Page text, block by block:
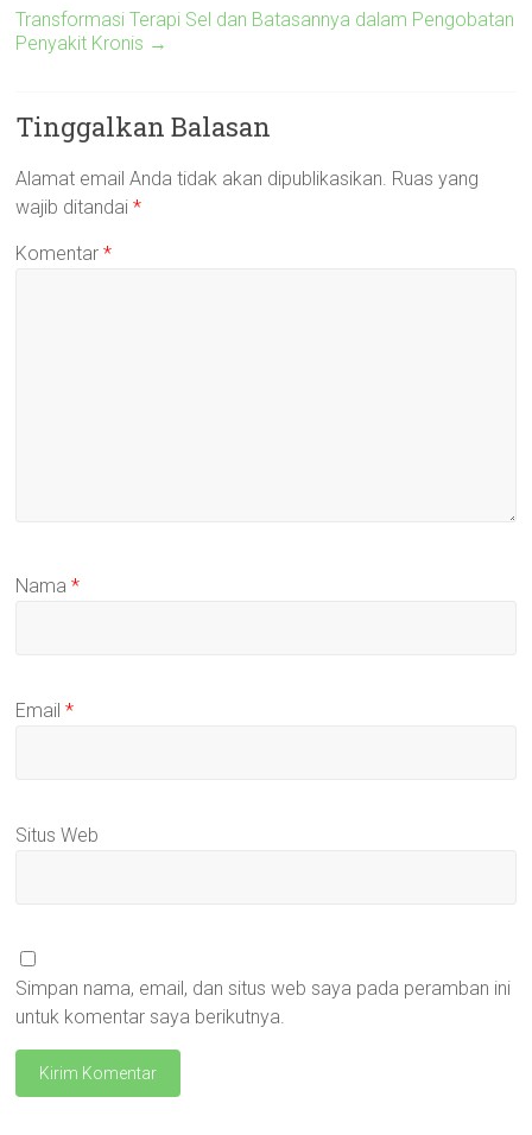
Transformasi Terapi Sel dan Batasannya dalam Pengobatan
Penyakit Kronis →
Tinggalkan Balasan
Alamat email Anda tidak akan dipublikasikan. Ruas yang
wajib ditandai*
Komentar*
Nama*
Email*
Situs Web
Simpan nama, email, dan situs web saya pada peramban ini
untuk komentar saya berikutnya.